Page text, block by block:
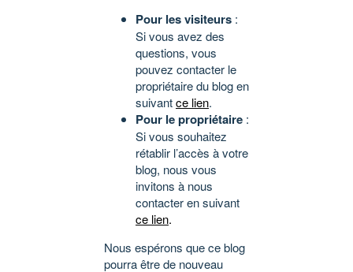
Pour les visiteurs :
Si vous avez des
questions, vous
pouvez contacter le
propriétaire du blog en
suivantce lien.
Pour le propriétaire :
Si vous souhaitez
rétablir l’accès à votre
blog, nous vous
invitons à nous
contacter en suivant
ce lien.
Nous espérons que ce blog
pourra être de nouveau